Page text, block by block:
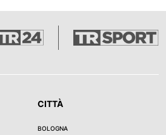
CITTÀ
BOLOGNA